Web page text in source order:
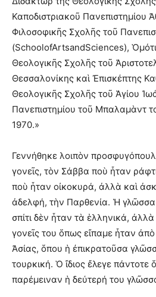
Καποδιστριακοῦ Πανεπιστημίου
Φιλοσοφικῆς Σχολῆς τοῦ
(SchoolofArtsandSciences),
Θεολογικῆς Σχολῆς τοῦ
Θεσσαλονίκης καὶ Ἐπισκέπτης
Θεολογικῆς Σχολῆς τοῦ Ἁγίου
Πανεπιστημίου τοῦ Μπαλαμὰντ
1970.»
Γεννήθηκε λοιπὸν
γονεῖς, τὸν Σάββα ποὺ ἦταν
ποὺ ἦταν οἰκοκυρά, ἀλλὰ καὶ
ἀδελφή, τὴν Παρθενία. Ἡ
σπίτι δὲν ἦταν τὰ ἑλληνικά, ἀλλὰ
γονεῖς του ὅπως εἴπαμε ἦταν
Ἀσίας, ὅπου ἡ ἐπικρατοῦσα
τουρκική. Ὁ ἴδιος ἔλεγε πάντοτε
παρέμειναν ἡ δεύτερή του